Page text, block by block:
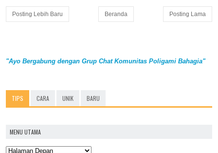
Posting Lebih Baru Posting Lama
Beranda
"Ayo Bergabung dengan Grup Chat Komunitas Poligami Bahagia"
TIPS CARA UNIK BARU
MENU UTAMA